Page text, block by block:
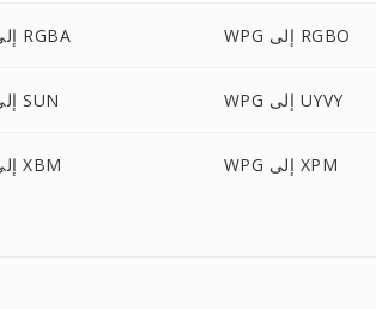
WPG إلى RGBA WPG إلى RGBO
WPG إلى SUN WPG إلى UYVY
WPG إلى XBM WPG إلى XPM